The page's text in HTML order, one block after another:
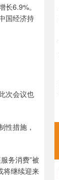
6.9%。
国经济持
次会议也
性措施，
务消费”被
将继续迎来